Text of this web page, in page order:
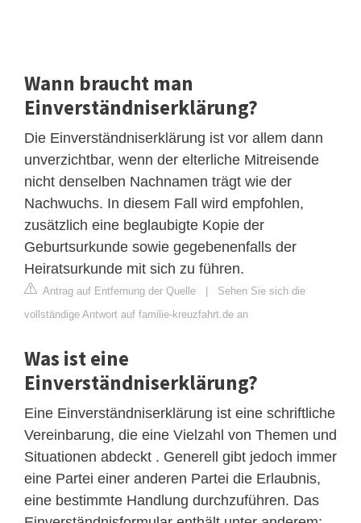
Wann braucht man
Einverständniserklärung?
Die Einverständniserklärung ist vor allem dann
unverzichtbar, wenn der elterliche Mitreisende
nicht denselben Nachnamen trägt wie der
Nachwuchs. In diesem Fall wird empfohlen,
zusätzlich eine beglaubigte Kopie der
Geburtsurkunde sowie gegebenenfalls der
Heiratsurkunde mit sich zu führen.
Antrag auf Entfernung der Quelle | Sehen Sie sich die
vollständige Antwort auf familie-kreuzfahrt.de an
Was ist eine
Einverständniserklärung?
Eine Einverständniserklärung ist eine schriftliche
Vereinbarung, die eine Vielzahl von Themen und
Situationen abdeckt . Generell gibt jedoch immer
eine Partei einer anderen Partei die Erlaubnis,
eine bestimmte Handlung durchzuführen. Das